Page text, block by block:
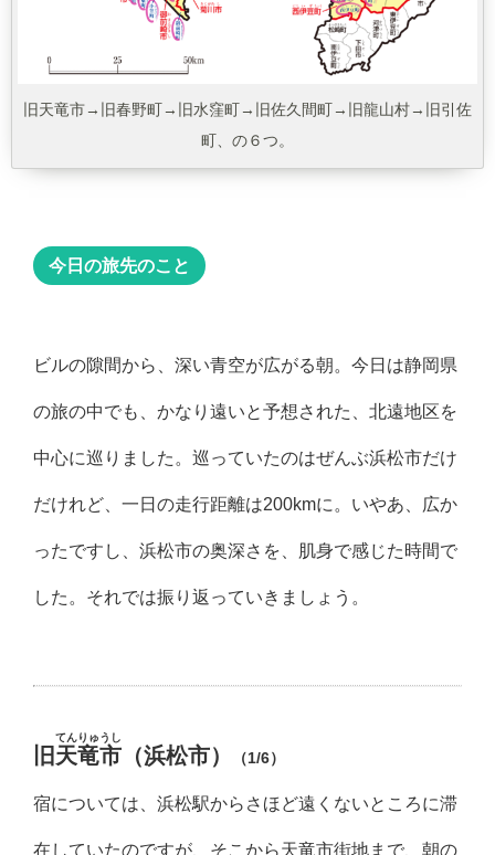
旧天竜市→旧春野町→旧水窪町→旧佐久間町→旧龍山村→旧引佐
町、の６つ。
今日の旅先のこと
ビルの隙間から、深い青空が広がる朝。今日は静岡県
の旅の中でも、かなり遠いと予想された、北遠地区を
中心に巡りました。巡っていたのはぜんぶ浜松市だけ
だけれど、一日の走行距離は200kmに。いやあ、広か
ったですし、浜松市の奥深さを、肌身で感じた時間で
した。それでは振り返っていきましょう。
旧天竜市
てんりゅうし
（浜松市） （1/6）
宿については、浜松駅からさほど遠くないところに滞
在していたのですが、そこから天竜市街地まで、朝の